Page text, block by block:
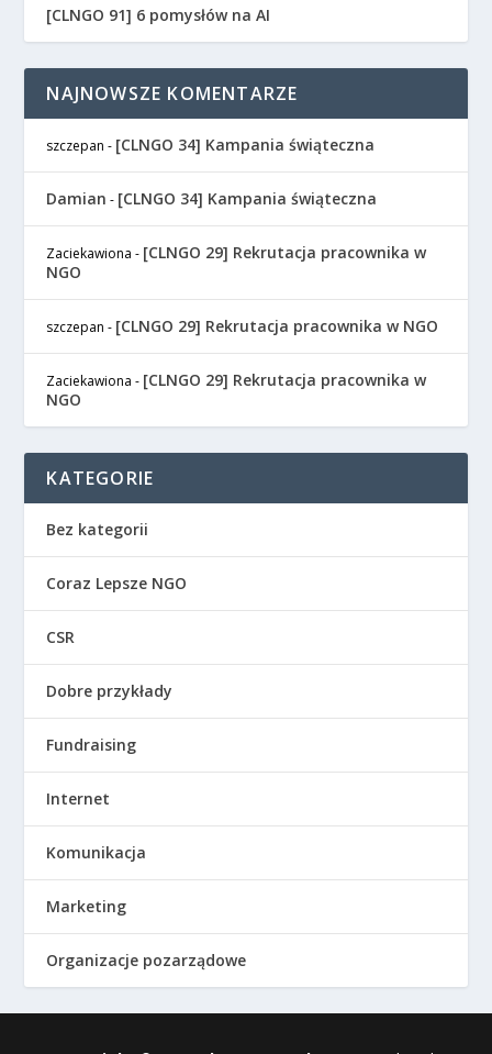
[CLNGO 91] 6 pomysłów na AI
NAJNOWSZE KOMENTARZE
szczepan - [CLNGO 34] Kampania świąteczna
Damian - [CLNGO 34] Kampania świąteczna
Zaciekawiona - [CLNGO 29] Rekrutacja pracownika w
NGO
szczepan - [CLNGO 29] Rekrutacja pracownika w NGO
Zaciekawiona - [CLNGO 29] Rekrutacja pracownika w
NGO
KATEGORIE
Bez kategorii
Coraz Lepsze NGO
CSR
Dobre przykłady
Fundraising
Internet
Komunikacja
Marketing
Organizacje pozarządowe